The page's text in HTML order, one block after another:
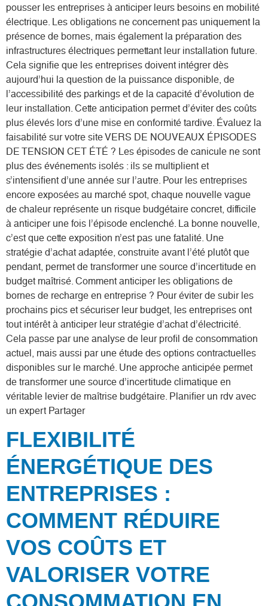
pousser les entreprises à anticiper leurs besoins en mobilité
électrique. Les obligations ne concernent pas uniquement la
présence de bornes, mais également la préparation des
infrastructures électriques permettant leur installation future.
Cela signifie que les entreprises doivent intégrer dès
aujourd’hui la question de la puissance disponible, de
l’accessibilité des parkings et de la capacité d’évolution de
leur installation. Cette anticipation permet d’éviter des coûts
plus élevés lors d’une mise en conformité tardive. Évaluez la
faisabilité sur votre site VERS DE NOUVEAUX ÉPISODES
DE TENSION CET ÉTÉ ? Les épisodes de canicule ne sont
plus des événements isolés : ils se multiplient et
s’intensifient d’une année sur l’autre. Pour les entreprises
encore exposées au marché spot, chaque nouvelle vague
de chaleur représente un risque budgétaire concret, difficile
à anticiper une fois l’épisode enclenché. La bonne nouvelle,
c’est que cette exposition n’est pas une fatalité. Une
stratégie d’achat adaptée, construite avant l’été plutôt que
pendant, permet de transformer une source d’incertitude en
budget maîtrisé. Comment anticiper les obligations de
bornes de recharge en entreprise ? Pour éviter de subir les
prochains pics et sécuriser leur budget, les entreprises ont
tout intérêt à anticiper leur stratégie d’achat d’électricité.
Cela passe par une analyse de leur profil de consommation
actuel, mais aussi par une étude des options contractuelles
disponibles sur le marché. Une approche anticipée permet
de transformer une source d’incertitude climatique en
véritable levier de maîtrise budgétaire. Planifier un rdv avec
un expert Partager
FLEXIBILITÉ
ÉNERGÉTIQUE DES
ENTREPRISES :
COMMENT RÉDUIRE
VOS COÛTS ET
VALORISER VOTRE